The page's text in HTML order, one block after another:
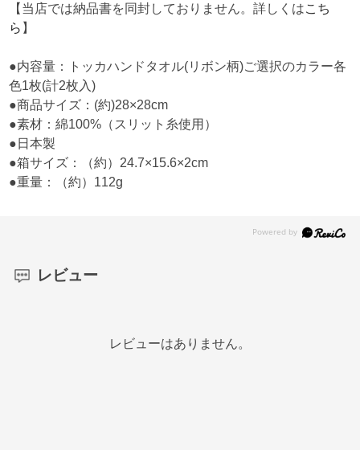
【当店では納品書を同封しておりません。詳しくはこち
ら 】
●内容量：トッカハンドタオル(リボン柄)ご選択のカラー各
色1枚(計2枚入)
●商品サイズ：(約)28×28cm
●素材：綿100%（スリット糸使用）
●日本製
●箱サイズ：（約）24.7×15.6×2cm
●重量：（約）112g
レビュー
レビューはありません。